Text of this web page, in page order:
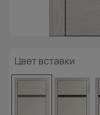
Цвет вставки